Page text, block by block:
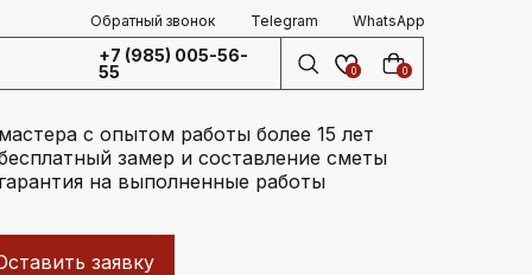
Обратный звонок Telegram WhatsApp
+7 (985) 005-56-
55
0 0
с опытом работы более 15 лет
замер и составление сметы
на выполненные работы
заявку